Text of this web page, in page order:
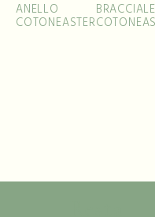
ANELLO
COTONEASTER
BRACCIALE